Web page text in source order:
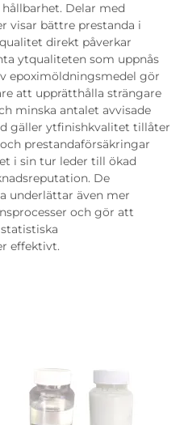
Delar med
visar bättre prestanda i
direkt påverkar
ytqualiteten som uppnås
epoximöldningsmedel gör
att upprätthålla strängare
minska antalet avvisade
gäller ytfinishkvalitet tillåter
prestandaförsäkringar
i sin tur leder till ökad
De
underlättar även mer
och gör att
effektivt.